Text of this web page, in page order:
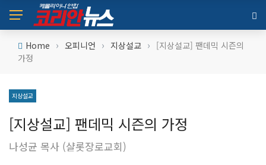
Home › 오피니언 › 지상설교 › [지상설교] 팬데믹 시즌의
가정
지상설교
[지상설교] 팬데믹 시즌의 가정
나성균 목사 (샬롯장로교회)